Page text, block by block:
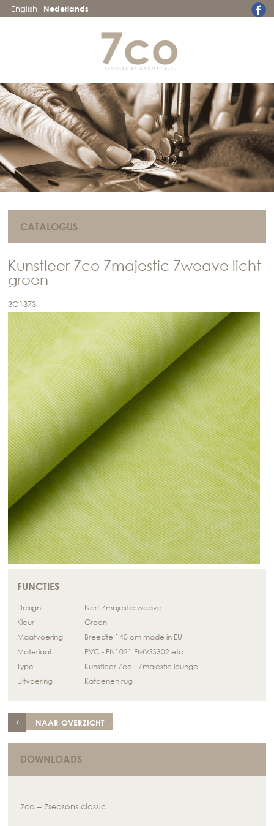
English Nederlands
CATALOGUS
Kunstleer 7co 7majestic 7weave licht
groen
3C1373
FUNCTIES
Design
Nerf 7majestic weave
Kleur
Groen
Maatvoering
Breedte 140 cm made in EU
Materiaal
PVC - EN1021 FMVSS302 etc
Type
Kunstleer 7co - 7majestic lounge
Uitvoering
Katoenen rug
NAAR OVERZICHT
DOWNLOADS
7co – 7seasons classic